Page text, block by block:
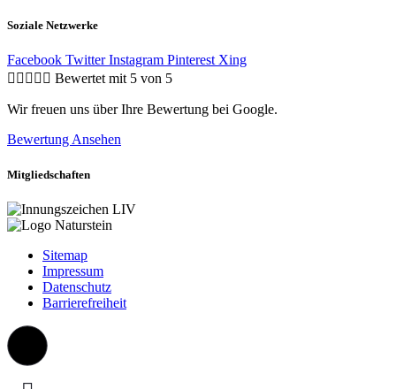
Soziale Netzwerke
Facebook Twitter Instagram Pinterest Xing
     Bewertet mit 5 von 5
Wir freuen uns über Ihre Bewertung bei Google.
Bewertung Ansehen
Mitgliedschaften
Sitemap
Impressum
Datenschutz
Barrierefreiheit